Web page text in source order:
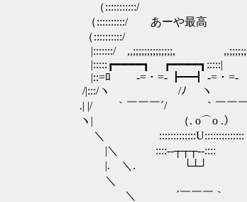
（:::::::::::/ ＼
（::::::::::/ あーや最
（::::::::::/ ヽ
|:::::::/ ,,;;;;;;;;;;;;;;,
|:::::┏━━━━┓ ┏━━━━┓:::::|
|::=ﾛ -=・=- ┣━┫ -=・=-
/|:::/ヽ /ﾉ ヽ /
.| |/ ｀￣￣￣´/ ｀￣￣
ヽ| （. o⌒o .
＼
|＼ ::::--┬┬┬--::::
|. ＼. └┴┘ .
＼
＼ ´￣￣￣｀ .